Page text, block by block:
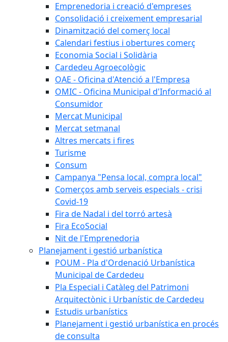
Emprenedoria i creació d'empreses
Consolidació i creixement empresarial
Dinamització del comerç local
Calendari festius i obertures comerç
Economia Social i Solidària
Cardedeu Agroecològic
OAE - Oficina d'Atenció a l'Empresa
OMIC - Oficina Municipal d'Informació al
Consumidor
Mercat Municipal
Mercat setmanal
Altres mercats i fires
Turisme
Consum
Campanya "Pensa local, compra local"
Comerços amb serveis especials - crisi
Covid-19
Fira de Nadal i del torró artesà
Fira EcoSocial
Nit de l'Emprenedoria
Planejament i gestió urbanística
POUM - Pla d'Ordenació Urbanística
Municipal de Cardedeu
Pla Especial i Catàleg del Patrimoni
Arquitectònic i Urbanístic de Cardedeu
Estudis urbanístics
Planejament i gestió urbanística en procés
de consulta